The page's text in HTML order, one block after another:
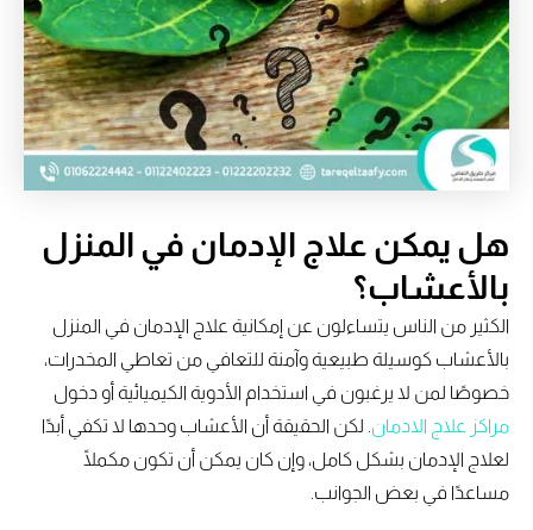
هل يمكن علاج الإدمان في المنزل
بالأعشاب؟
الكثير من الناس يتساءلون عن إمكانية علاج الإدمان في المنزل
بالأعشاب كوسيلة طبيعية وآمنة للتعافي من تعاطي المخدرات،
خصوصًا لمن لا يرغبون في استخدام الأدوية الكيميائية أو دخول
مراكز علاج الادمان. لكن الحقيقة أن الأعشاب وحدها لا تكفي أبدًا
لعلاج الإدمان بشكل كامل، وإن كان يمكن أن تكون مكملًا
مساعدًا في بعض الجوانب.